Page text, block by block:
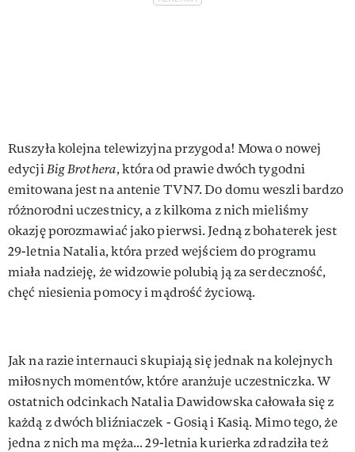
Ruszyła kolejna telewizyjna przygoda! Mowa o nowej
edycjiBig Brothera, która od prawie dwóch tygodni
emitowana jest na antenie TVN7. Do domu weszli bardzo
różnorodni uczestnicy, a z kilkoma z nich mieliśmy
okazję porozmawiać jako pierwsi. Jedną z bohaterek jest
29-letnia Natalia, która przed wejściem do programu
miała nadzieję, że widzowie polubią ją za serdeczność,
chęć niesienia pomocy i mądrość życiową.
Jak na razie internauci skupiają się jednak na kolejnych
miłosnych momentów, które aranżuje uczestniczka. W
ostatnich odcinkach Natalia Dawidowska całowała się z
każdą z dwóch bliźniaczek - Gosią i Kasią. Mimo tego, że
jedna z nich ma męża... 29-letnia kurierka zdradziła też